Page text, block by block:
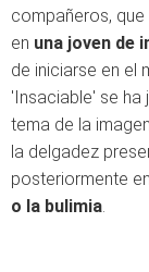
compañeros,
en una joven de
de iniciarse en el
'Insaciable' se ha
tema de la
la delgadez
posteriormente
o la bulimia.